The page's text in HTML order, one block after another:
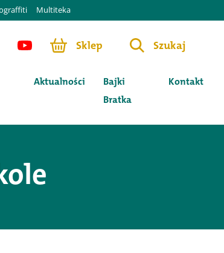
Multiteka
Sklep Szukaj
Aktualności
Bajki
Bratka
Kontakt